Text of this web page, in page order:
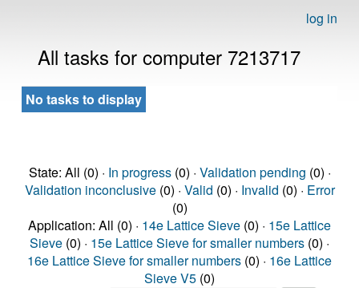
log in
All tasks for computer 7213717
No tasks to display
State: All (0) · In progress(0) · Validation pending (0) ·
Validation inconclusive(0) · Valid (0) · Invalid (0) · Error
(0)
Application: All (0) · 14e Lattice Sieve (0) · 15e Lattice
Sieve (0) · 15e Lattice Sieve for smaller numbers (0) ·
16e Lattice Sieve for smaller numbers (0) · 16e Lattice
Sieve V5 (0)